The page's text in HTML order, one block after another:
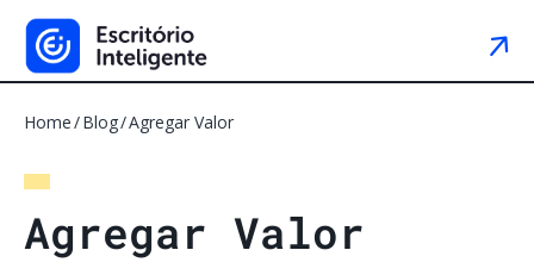
Home Blog Agregar Valor
Agregar Valor